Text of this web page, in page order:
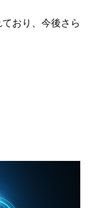
おり、今後さら